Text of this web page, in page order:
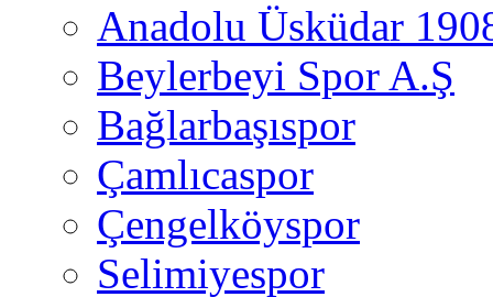
Anadolu Üsküdar
Beylerbeyi Spor A.Ş
Bağlarbaşıspor
Çamlıcaspor
Çengelköyspor
Selimiyespor